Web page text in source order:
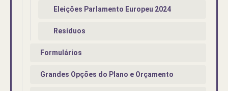
Eleições Parlamento Europeu 2024
Resíduos
Formulários
Grandes Opções do Plano e Orçamento